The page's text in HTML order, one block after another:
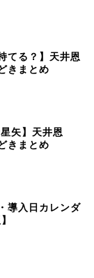
てる？】天井恩
きまとめ
矢】天井恩
きまとめ
導入日カレンダ